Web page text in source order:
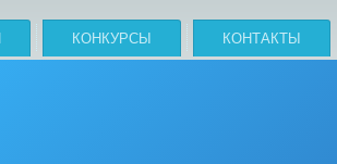
КОНКУРСЫ КОНТАКТЫ